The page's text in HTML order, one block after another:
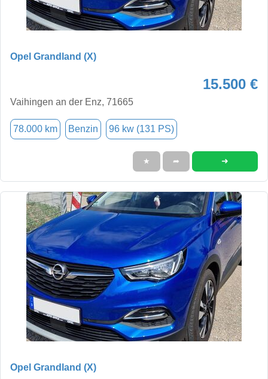
Opel Grandland (X)
15.500 €
Vaihingen an der Enz, 71665
78.000 km Benzin 96 kw (131 PS)
★ ➦ ➜
Opel Grandland (X)